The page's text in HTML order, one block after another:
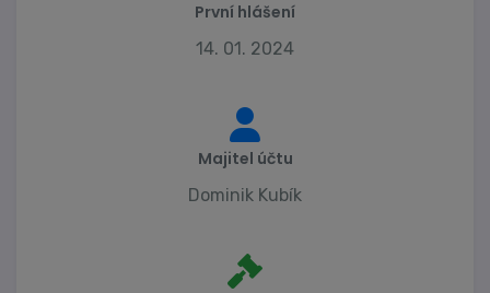
První hlášení
14. 01. 2024
Majitel účtu
Dominik Kubík